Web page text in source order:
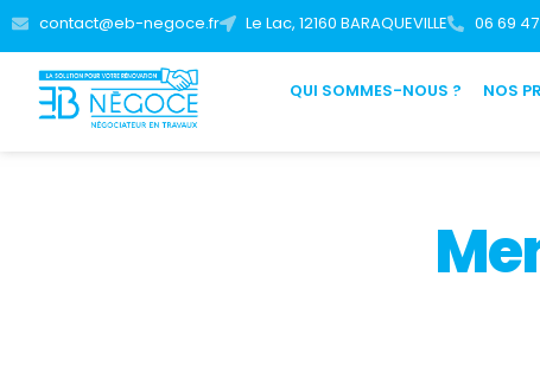
contact@eb-negoce.fr Le Lac, 12160 BARAQUEVILLE 06 69
QUI SOMMES-NOUS ? NOS